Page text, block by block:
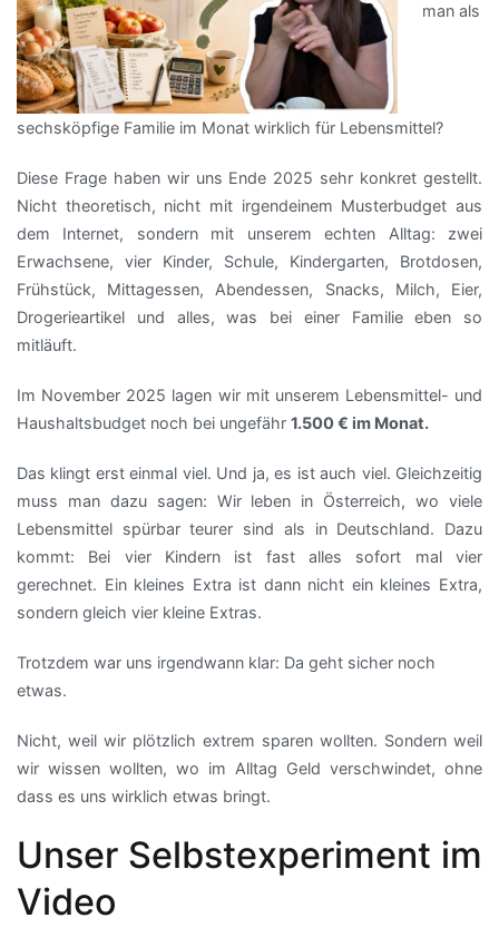
man als
sechsköpfige Familie im Monat wirklich für Lebensmittel?
Diese Frage haben wir uns Ende 2025 sehr konkret gestellt.
Nicht theoretisch, nicht mit irgendeinem Musterbudget aus
dem Internet, sondern mit unserem echten Alltag: zwei
Erwachsene, vier Kinder, Schule, Kindergarten, Brotdosen,
Frühstück, Mittagessen, Abendessen, Snacks, Milch, Eier,
Drogerieartikel und alles, was bei einer Familie eben so
mitläuft.
Im November 2025 lagen wir mit unserem Lebensmittel- und
Haushaltsbudget noch bei ungefähr 1.500 € im Monat.
Das klingt erst einmal viel. Und ja, es ist auch viel. Gleichzeitig
muss man dazu sagen: Wir leben in Österreich, wo viele
Lebensmittel spürbar teurer sind als in Deutschland. Dazu
kommt: Bei vier Kindern ist fast alles sofort mal vier
gerechnet. Ein kleines Extra ist dann nicht ein kleines Extra,
sondern gleich vier kleine Extras.
Trotzdem war uns irgendwann klar: Da geht sicher noch
etwas.
Nicht, weil wir plötzlich extrem sparen wollten. Sondern weil
wir wissen wollten, wo im Alltag Geld verschwindet, ohne
dass es uns wirklich etwas bringt.
Unser Selbstexperiment im
Video